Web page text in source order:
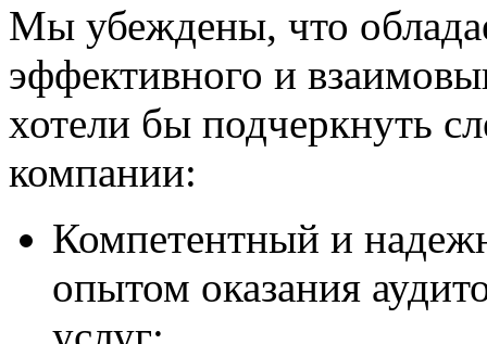
Мы убеждены, что
эффективного и
хотели бы подчеркнуть
компании:
Компетентный и
опытом оказания